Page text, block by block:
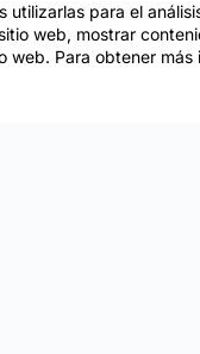
utilizarlas para el
web, mostrar
web. Para obtener